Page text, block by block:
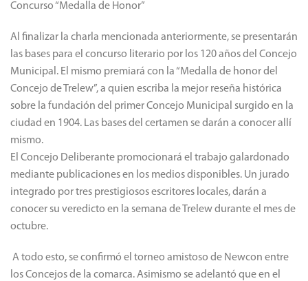
Concurso “Medalla de Honor”
Al finalizar la charla mencionada anteriormente, se presentarán
las bases para el concurso literario por los 120 años del Concejo
Municipal. El mismo premiará con la “Medalla de honor del
Concejo de Trelew”, a quien escriba la mejor reseña histórica
sobre la fundación del primer Concejo Municipal surgido en la
ciudad en 1904. Las bases del certamen se darán a conocer allí
mismo.
El Concejo Deliberante promocionará el trabajo galardonado
mediante publicaciones en los medios disponibles. Un jurado
integrado por tres prestigiosos escritores locales, darán a
conocer su veredicto en la semana de Trelew durante el mes de
octubre.
A todo esto, se confirmó el torneo amistoso de Newcon entre
los Concejos de la comarca. Asimismo se adelantó que en el